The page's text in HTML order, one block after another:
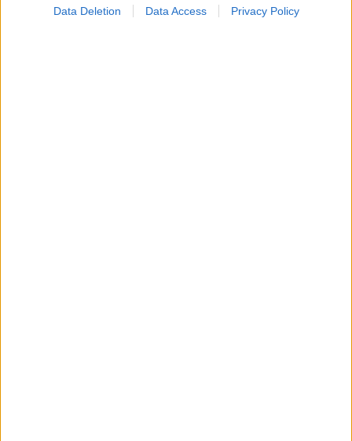
Data Deletion Data Access Privacy Policy